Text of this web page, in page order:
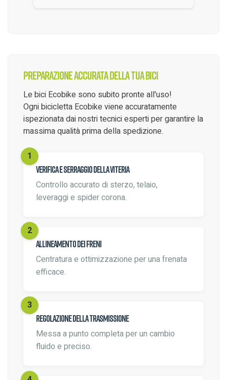
Preparazione accurata della tua bici
Le bici Ecobike sono subito pronte all'uso!
Ogni bicicletta Ecobike viene accuratamente
ispezionata dai nostri tecnici esperti per garantire la
massima qualità prima della spedizione.
Verifica e serraggio della viteria
Controllo accurato di sterzo, telaio,
leveraggi e spider corona.
Allineamento dei freni
Centratura e ottimizzazione per una frenata
efficace.
Regolazione della trasmissione
Messa a punto completa per un cambio
fluido e preciso.